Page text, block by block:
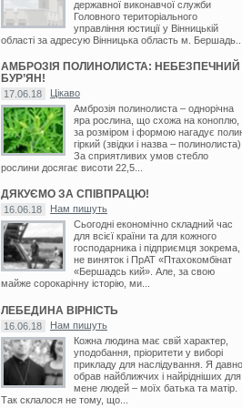
державної виконавчої служби
Головного територіального
управління юстиції у Вінницькій
області за адресую Вінницька область м. Бершадь...
АМБРОЗІЯ ПОЛИНОЛИСТА: НЕБЕЗПЕЧНИЙ
БУР’ЯН!
17.06.18
Цікаво
Амброзія полинолиста – однорічна
яра рослина, що схожа на коноплю,
за розміром і формою нагадує
гіркий (звідки і назва – полинолиста).
За сприятливих умов стебло
рослини досягає висоти 22,5...
ДЯКУЄМО ЗА СПІВПРАЦЮ!
16.06.18
Нам пишуть
Сьогодні економічно складний час
для всієї країни та для кожного
господарника і підприємця зокрема,
не виняток і ПрАТ «Птахокомбінат
«Бершадсь кий». Але, за свою
майже сорокарічну історію, ми...
ЛЕБЕДИНА ВІРНІСТЬ
16.06.18
Нам пишуть
Кожна людина має свій характер,
уподобання, пріоритети у виборі
прикладу для наслідування. Я давно
обрав найближчих і найрідніших для
мене людей – моїх батька та матір.
Так склалося не тому, що...